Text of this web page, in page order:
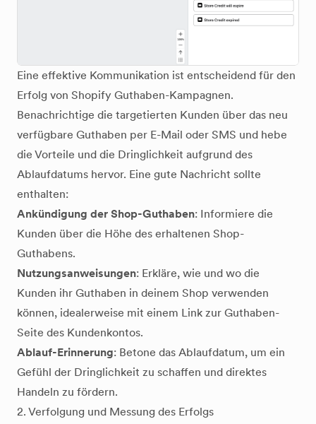
Eine effektive Kommunikation ist entscheidend für den
Erfolg von Shopify Guthaben-Kampagnen.
Benachrichtige die targetierten Kunden über das neu
verfügbare Guthaben per E-Mail oder SMS und hebe
die Vorteile und die Dringlichkeit aufgrund des
Ablaufdatums hervor. Eine gute Nachricht sollte
enthalten:
Ankündigung der Shop-Guthaben: Informiere die
Kunden über die Höhe des erhaltenen Shop-
Guthabens.
Nutzungsanweisungen: Erkläre, wie und wo die
Kunden ihr Guthaben in deinem Shop verwenden
können, idealerweise mit einem Link zur Guthaben-
Seite des Kundenkontos.
Ablauf-Erinnerung: Betone das Ablaufdatum, um ein
Gefühl der Dringlichkeit zu schaffen und direktes
Handeln zu fördern.
2. Verfolgung und Messung des Erfolgs